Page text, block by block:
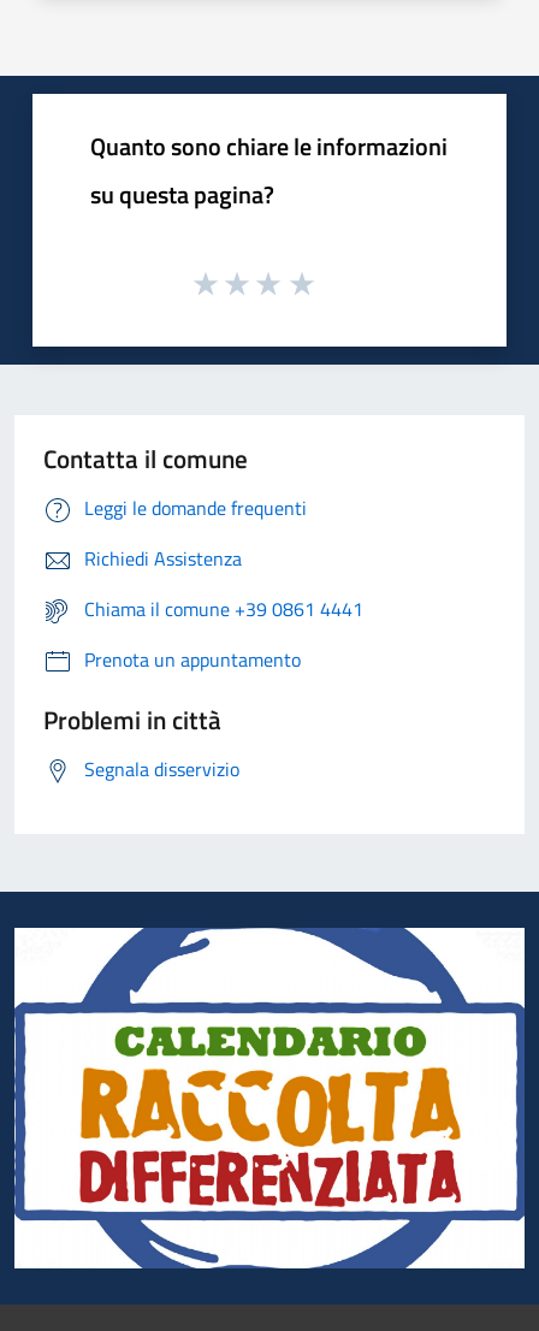
Quanto sono chiare le informazioni
su questa pagina?
Contatta il comune
Leggi le domande frequenti
Richiedi Assistenza
Chiama il comune +39 0861 4441
Prenota un appuntamento
Problemi in città
Segnala disservizio